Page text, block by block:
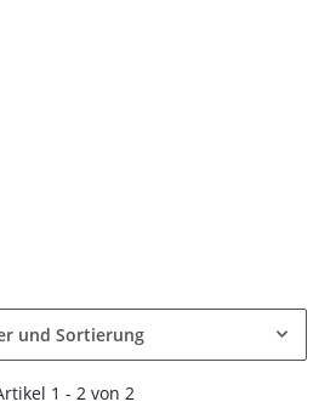
und Sortierung
1 - 2 von 2